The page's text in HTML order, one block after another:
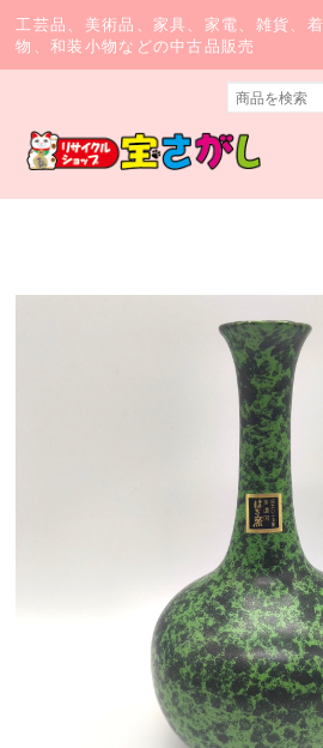
工芸品、美術品、家具、家電、雑貨、着
物、和装小物などの中古品販売